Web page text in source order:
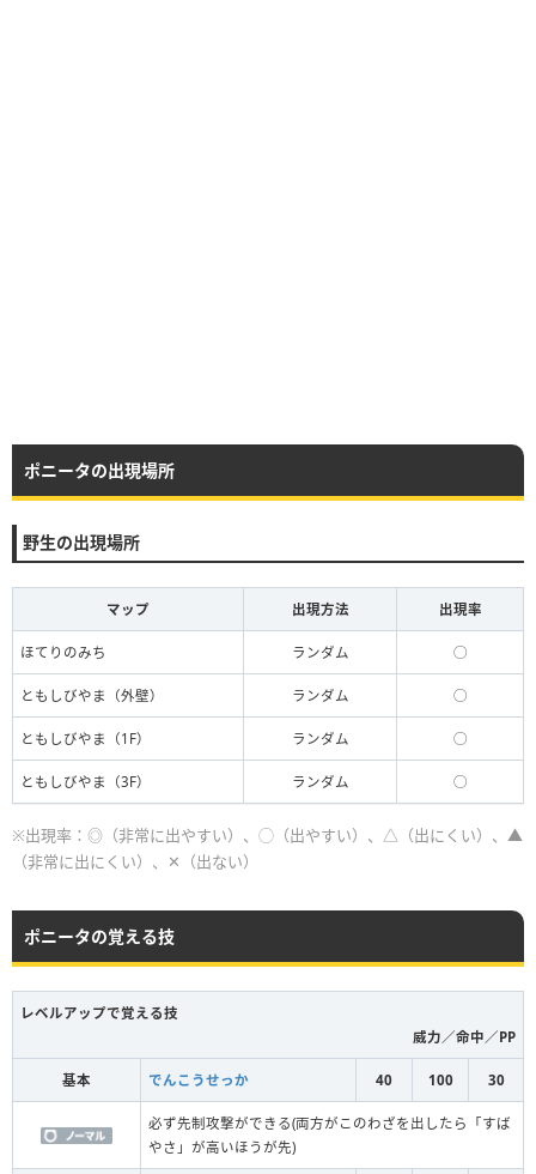
ポニータの出現場所
野生の出現場所
マップ 出現方法 出現率
ほてりのみち ランダム ◯
ともしびやま（外壁） ランダム ◯
ともしびやま（1F） ランダム ◯
ともしびやま（3F） ランダム ◯
※出現率：◎（非常に出やすい）、◯（出やすい）、△（出にくい）、▲
（非常に出にくい）、✕（出ない）
ポニータの覚える技
レベルアップで覚える技
威力／命中／PP
基本 でんこうせっか 40 100 30
必ず先制攻撃ができる(両方がこのわざを出したら「すば
やさ」が高いほうが先)